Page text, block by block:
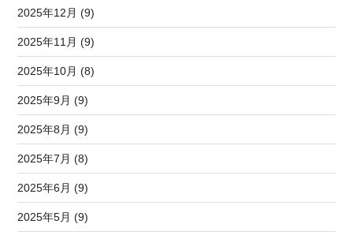
2025年12月 (9)
2025年11月 (9)
2025年10月 (8)
2025年9月 (9)
2025年8月 (9)
2025年7月 (8)
2025年6月 (9)
2025年5月 (9)